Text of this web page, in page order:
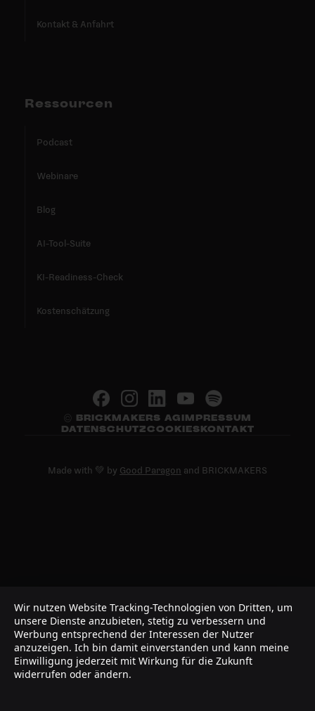
Kontakt & Anfahrt
Ressourcen
Podcast
Webinare
Blog
AI-Tool-Suite
KI-Readiness-Check
Kostenschätzung
© BRICKMAKERS AG IMPRESSUM
DATENSCHUTZCOOKIESKONTAKT
Made with 💚 by Good Paragon and BRICKMAKERS
Wir nutzen Website Tracking-Technologien von Dritten, um
unsere Dienste anzubieten, stetig zu verbessern und
Werbung entsprechend der Interessen der Nutzer
anzuzeigen. Ich bin damit einverstanden und kann meine
Einwilligung jederzeit mit Wirkung für die Zukunft
widerrufen oder ändern.